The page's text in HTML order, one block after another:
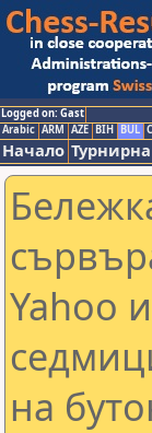
Logged on: Gast
Arabic ARM AZE BIH BUL
Начало
Yahoo
на